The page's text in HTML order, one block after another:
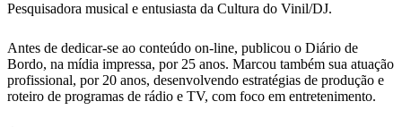
Pesquisadora musical e entusiasta da Cultura do Vinil/DJ.
Antes de dedicar-se ao conteúdo on-line, publicou o Diário de
Bordo, na mídia impressa, por 25 anos. Marcou também sua atuação
profissional, por 20 anos, desenvolvendo estratégias de produção e
roteiro de programas de rádio e TV, com foco em entretenimento.